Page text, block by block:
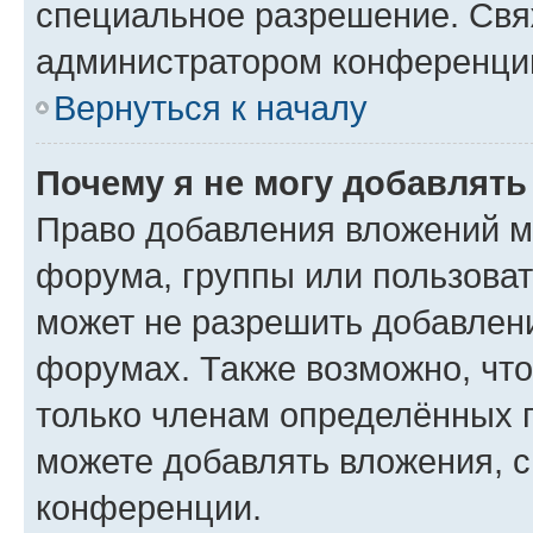
специальное разрешение.
администратором
Вернуться к началу
Почему я не могу
Право добавления вложений
форума, группы или
может не разрешить
форумах. Также возможно,
только членам определённых
можете добавлять вложения,
конференции.